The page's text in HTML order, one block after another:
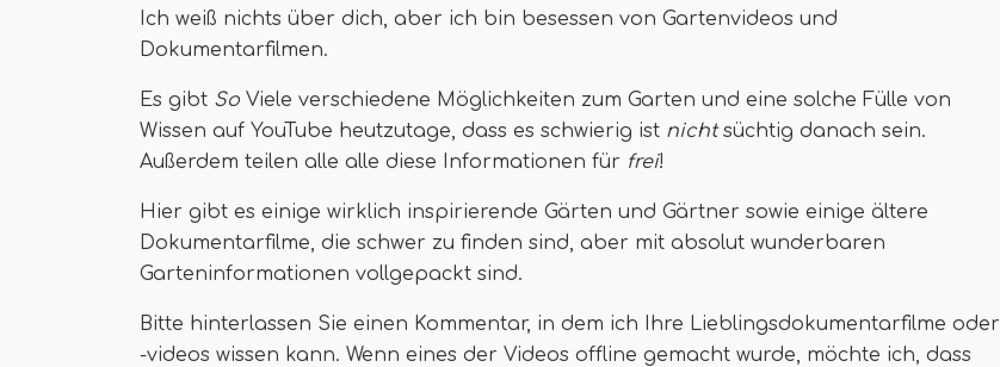
Ich weiß nichts über dich, aber ich bin besessen von Gartenvideos und
Dokumentarfilmen.
Es gibt So Viele verschiedene Möglichkeiten zum Garten und eine solche Fülle von
Wissen auf YouTube heutzutage, dass es schwierig ist nichtsüchtig danach sein.
Außerdem teilen alle alle diese Informationen für frei!
Hier gibt es einige wirklich inspirierende Gärten und Gärtner sowie einige ältere
Dokumentarfilme, die schwer zu finden sind, aber mit absolut wunderbaren
Garteninformationen vollgepackt sind.
Bitte hinterlassen Sie einen Kommentar, in dem ich Ihre Lieblingsdokumentarfilme oder
-videos wissen kann. Wenn eines der Videos offline gemacht wurde, möchte ich, dass